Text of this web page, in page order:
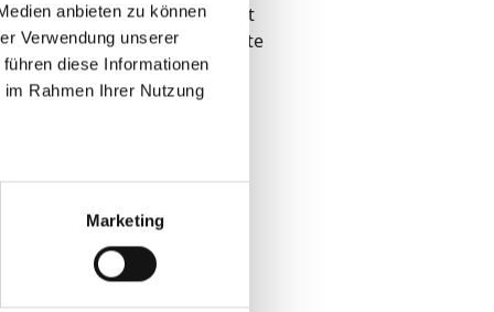
anbieten zu können
Verwendung unserer
diese Informationen
Rahmen Ihrer Nutzung
Marketing
und -türen fertigen wir mit
bekommen Sie die komplette
Hand!